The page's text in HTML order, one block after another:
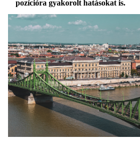
pozícióra gyakorolt hatásokat is.